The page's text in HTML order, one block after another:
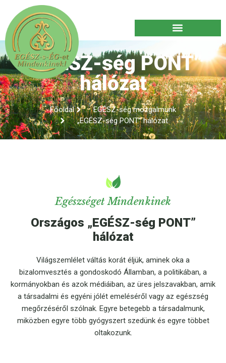
„EGÉSZ-ség PONT”
hálózat
Főoldal
EGÉSZ-ség mozgalmunk
„EGÉSZ-ség PONT” hálózat
Egészséget Mindenkinek
Országos „EGÉSZ-ség PONT”
hálózat
Világszemlélet váltás korát éljük, aminek oka a
bizalomvesztés a gondoskodó Államban, a politikában, a
kormányokban és azok médiáiban, az üres jelszavakban, amik
a társadalmi és egyéni jólét emeléséről vagy az egészség
megőrzéséről szólnak. Egyre betegebb a társadalmunk,
miközben egyre több gyógyszert szedünk és egyre többet
oltakozunk.